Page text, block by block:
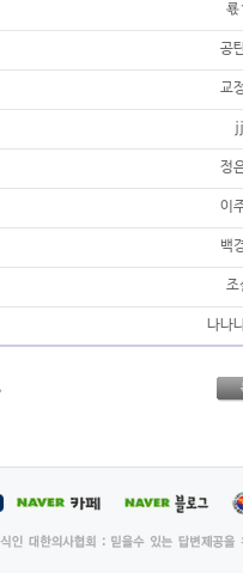
룏
공
교
jj
정
이
백
조
나나